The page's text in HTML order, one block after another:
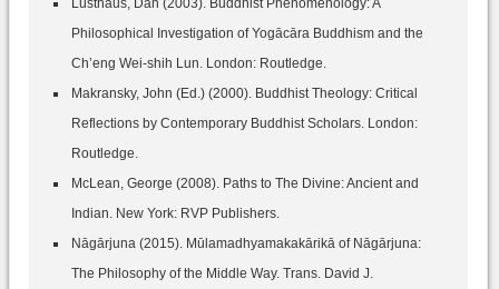
Lusthaus, Dan (2003). Buddhist Phenomenology: A
Philosophical Investigation of Yogācāra Buddhism and the
Ch’eng Wei-shih Lun. London: Routledge.
Makransky, John (Ed.) (2000). Buddhist Theology: Critical
Reflections by Contemporary Buddhist Scholars. London:
Routledge.
McLean, George (2008). Paths to The Divine: Ancient and
Indian. New York: RVP Publishers.
Nāgārjuna (2015). Mūlamadhyamakakārikā of Nāgārjuna:
The Philosophy of the Middle Way. Trans. David J.